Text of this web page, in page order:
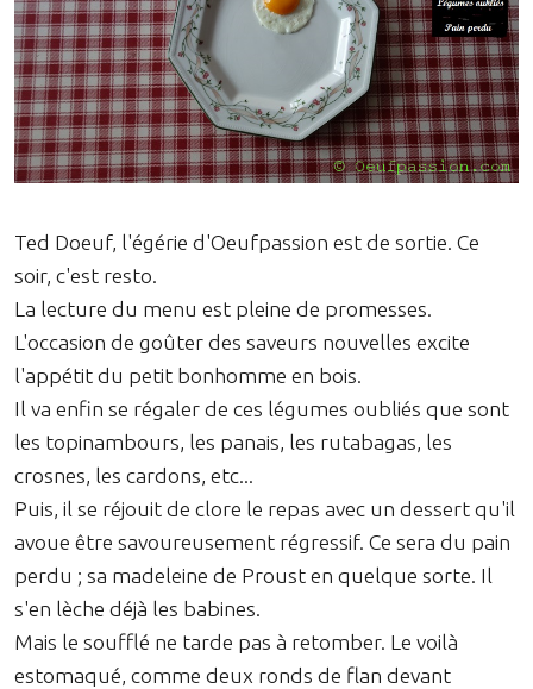
Ted Doeuf, l'égérie d'Oeufpassion est de sortie. Ce
soir, c'est resto.
La lecture du menu est pleine de promesses.
L'occasion de goûter des saveurs nouvelles excite
l'appétit du petit bonhomme en bois.
Il va enfin se régaler de ces légumes oubliés que sont
les topinambours, les panais, les rutabagas, les
crosnes, les cardons, etc...
Puis, il se réjouit de clore le repas avec un dessert qu'il
avoue être savoureusement régressif. Ce sera du pain
perdu ; sa madeleine de Proust en quelque sorte. Il
s'en lèche déjà les babines.
Mais le soufflé ne tarde pas à retomber. Le voilà
estomaqué, comme deux ronds de flan devant